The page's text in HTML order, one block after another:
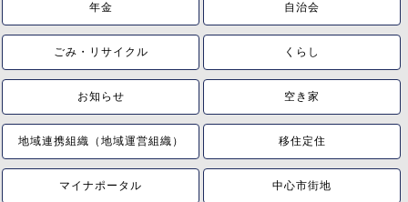
年金 自治会
ごみ・リサイクル くらし
お知らせ 空き家
地域連携組織（地域運営組織） 移住定住
マイナポータル 中心市街地